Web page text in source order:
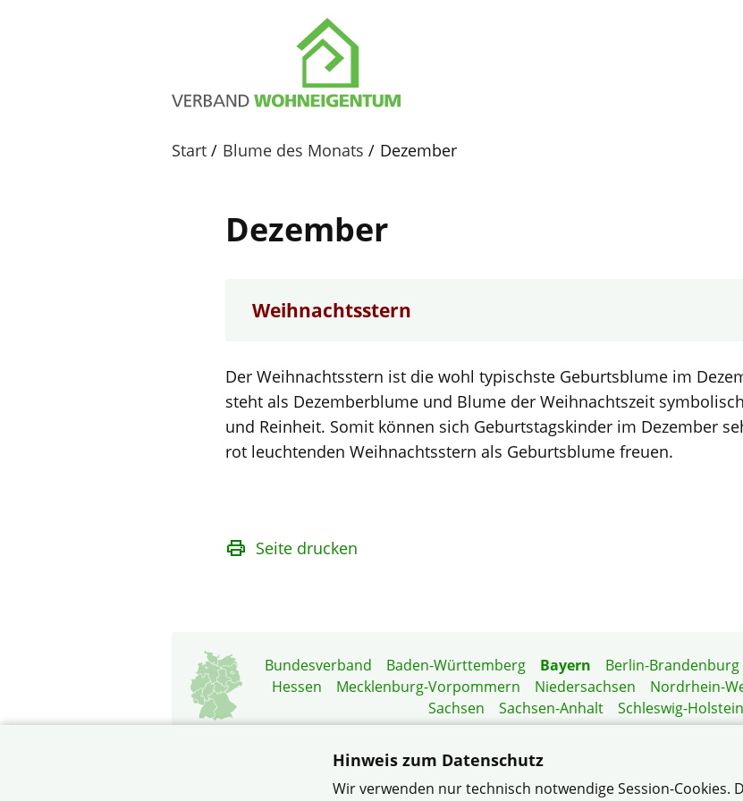
Start Blume des Monats Dezember
Dezember
Weihnachtsstern
Der Weihnachtsstern ist die wohl typischste Geburtsblume im
steht als Dezemberblume und Blume der Weihnachtszeit
und Reinheit. Somit können sich Geburtstagskinder im Dezember
rot leuchtenden Weihnachtsstern als Geburtsblume freuen.
Seite drucken
Bundesverband Baden-Württemberg Bayern Berlin-Brandenburg
Hessen
Mecklenburg-Vorpommern Niedersachsen Nordrhein-
Sachsen
Sachsen-Anhalt Schleswig-Holstein
Hinweis zum Datenschutz
Wir verwenden nur technisch notwendige Session-Cookies.